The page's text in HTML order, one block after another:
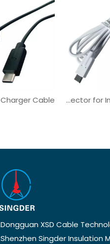
OEM USB Type A to C Screwable Connector for Industry Medical
Dongguan XSD Cable
Shenzhen Singder Insulation